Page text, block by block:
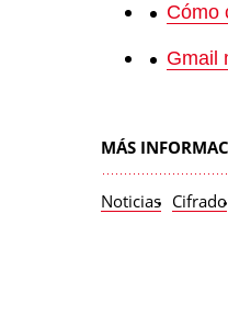
Cómo
Gmail
MÁS
Noticias Cifrado